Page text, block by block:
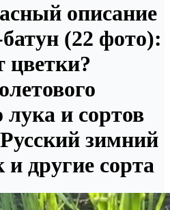
описание
(22 фото):
цветки?
лука и сортов
зимний
другие сорта